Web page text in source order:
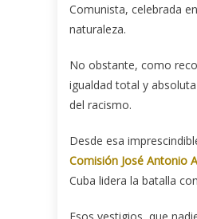
Comunista, celebrada
naturaleza.
No obstante, como
igualdad total y
del racismo.
Desde esa
Comisión José Antonio
Cuba lidera la batalla